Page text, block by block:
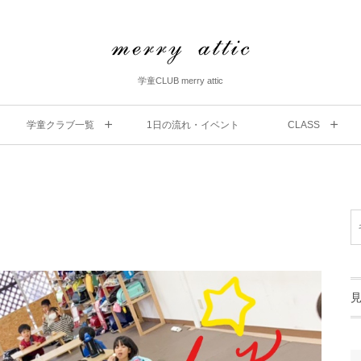
学童CLUB merry attic
学童クラブ一覧 1⽇の流れ・イベント CLASS